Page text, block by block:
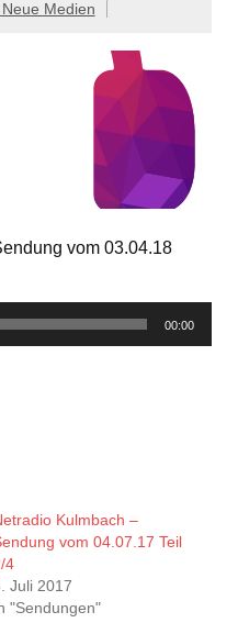
Medien
vom 03.04.18
00:00
Kulmbach –
vom 04.07.17 Teil
4
Juli 2017
"Sendungen"